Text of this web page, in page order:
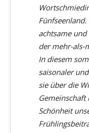
achtsame
der mehr-als-
In diesem
saisonaler
sie über die
Schönheit